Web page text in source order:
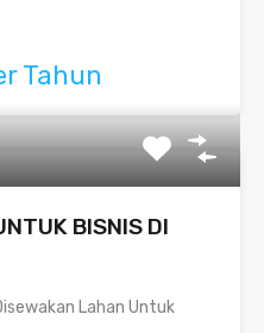
Tahun
BISNIS DI
Lahan Untuk